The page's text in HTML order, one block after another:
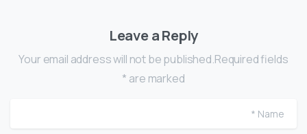
Leave a Reply
Your email address will not be published.Required fields
are marked *